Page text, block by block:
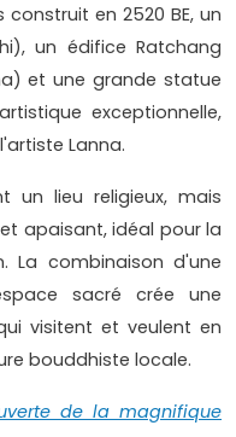
en 2520 BE, un
un édifice Ratchang
et une grande statue
exceptionnelle,
Lanna.
un lieu religieux, mais
apaisant, idéal pour la
La combinaison d'une
sacré crée une
visitent et veulent en
bouddhiste locale.
de la magnifique